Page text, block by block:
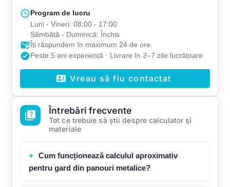
scheduleProgram de lucru
Luni - Vineri: 08:00 - 17:00
Sâmbătă - Duminică: Închis
mark_email_readÎți răspundem în maximum 24 de ore.
verifiedPeste 5 ani experiență · Livrare în 2–7 zile lucrătoare
contact_phone Vreau să fiu contactat
quiz Întrebări frecvente
Tot ce trebuie să știi despre calculator și
materiale
Cum funcționează calculul aproximativ
pentru gard din panouri metalice?